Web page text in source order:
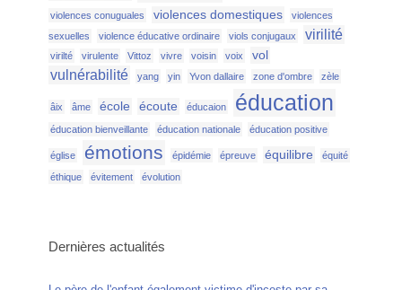
violences conuguales violences domestiques
violences
sexuelles
violence éducative ordinaire viols conjugaux virilité
virilté virulente Vittoz vivre voisin voix vol
vulnérabilité yang yin Yvon dallaire zone d'ombre zèle
âix âme école écoute éducaion éducation
éducation bienveillante éducation nationale éducation positive
église émotions épidémie épreuve équilibre
équité
éthique
évitement évolution
Dernières actualités